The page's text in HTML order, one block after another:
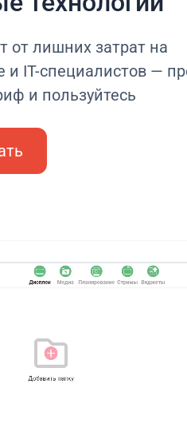
от лишних затрат на
и IT-специалистов —
и пользуйтесь